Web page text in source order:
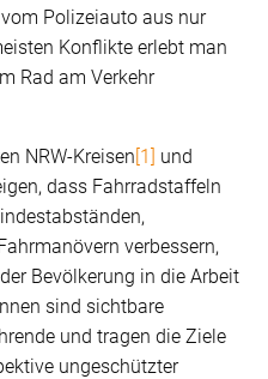
Polizeiauto aus nur
Konflikte erlebt man
Rad am Verkehr
NRW-Kreisen[1] und
dass Fahrradstaffeln
verbessern,
Bevölkerung in die Arbeit
sind sichtbare
und tragen die Ziele
ungeschützter